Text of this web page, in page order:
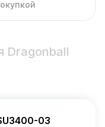
Dragonball
03